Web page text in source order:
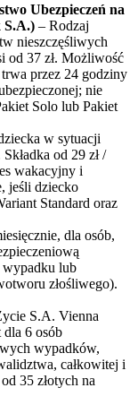
Ubezpieczeń na
S.A.) – Rodzaj
nieszczęśliwych
od 37 zł. Możliwość
przez 24 godziny
nie
Solo lub Pakiet
w sytuacji
od 29 zł /
wakacyjny i
jeśli dziecko
Standard oraz
dla osób,
wypadku lub
złośliwego).
S.A. Vienna
dla 6 osób
wypadków,
całkowitej i
35 złotych na